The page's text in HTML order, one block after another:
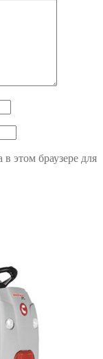
этом браузере для